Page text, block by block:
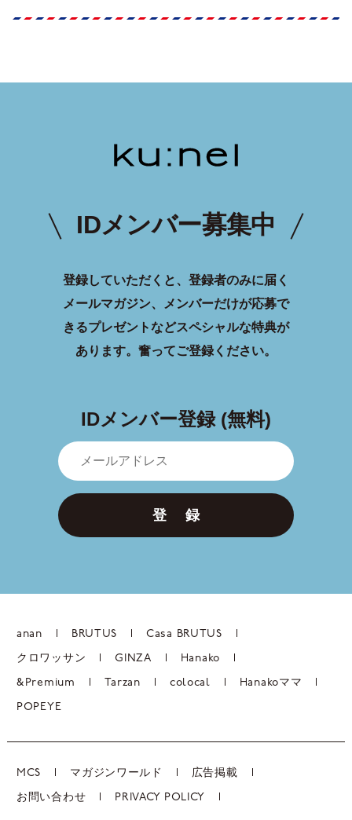
IDメンバー募集中
登録していただくと、登録者のみに届く
メールマガジン、メンバーだけが応募で
きるプレゼントなどスペシャルな特典が
あります。 奮ってご登録ください。
IDメンバー登録 (無料)
登 録
anan BRUTUS Casa BRUTUS
クロワッサン GINZA Hanako
&Premium Tarzan colocal Hanakoママ
POPEYE
MCS マガジンワールド 広告掲載
お問い合わせ PRIVACY POLICY